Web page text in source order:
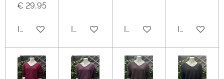
€ 29,95
In winkelwagenIn winkelwagenIn winkelwagenIn